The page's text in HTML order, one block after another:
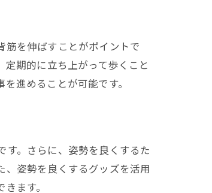
筋を伸ばすことがポイントで
期的に立ち上がって歩くこと
進めることが可能です。
。さらに、姿勢を良くするた
姿勢を良くするグッズを活用
ます。